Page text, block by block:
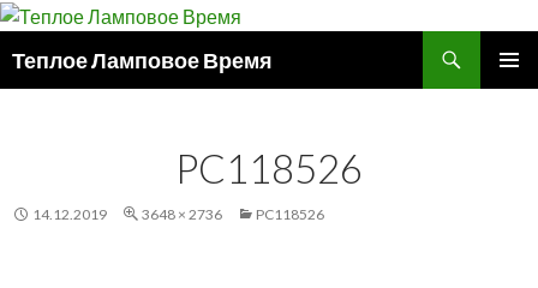
Теплое Ламповое Время
PC118526
14.12.2019 3648 × 2736 PC118526